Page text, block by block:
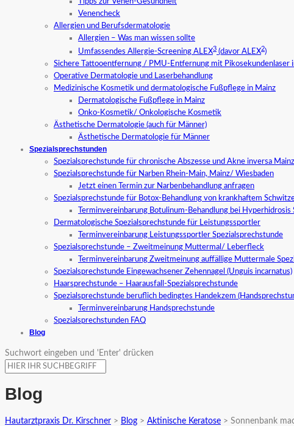
Venencheck
Allergien und Berufsdermatologie
Allergien – Was man wissen sollte
Umfassendes Allergie-Screening ALEX3 (davor ALEX2)
Sichere Tattooentfernung / PMU-Entfernung mit Pikosekundenlaser
Operative Dermatologie und Laserbehandlung
Medizinische Kosmetik und dermatologische Fußpflege in Mainz
Dermatologische Fußpflege in Mainz
Onko-Kosmetik/ Onkologische Kosmetik
Ästhetische Dermatologie (auch für Männer)
Ästhetische Dermatologie für Männer
Spezialsprechstunden
Spezialsprechstunde für chronische Abszesse und Akne inversa
Spezialsprechstunde für Narben Rhein-Main, Mainz/ Wiesbaden
Jetzt einen Termin zur Narbenbehandlung anfragen
Spezialsprechstunde für Botox-Behandlung von krankhaftem
Terminvereinbarung Botulinum-Behandlung bei Hyperhidrosis
Dermatologische Spezialsprechstunde für Leistungssportler
Terminvereinbarung Leistungssportler Spezialsprechstunde
Spezialsprechstunde – Zweitmeinung Muttermal/ Leberfleck
Terminvereinbarung Zweitmeinung auffällige Muttermale
Spezialsprechstunde Eingewachsener Zehennagel (Unguis incarnatus)
Haarsprechstunde – Haarausfall-Spezialsprechstunde
Spezialsprechstunde beruflich bedingtes Handekzem
Terminvereinbarung Handsprechstunde
Spezialsprechstunden FAQ
Blog
Suchwort eingeben und 'Enter' drücken
Blog
Hautarztpraxis Dr. Kirschner > Blog > Aktinische Keratose > Sonnenbank